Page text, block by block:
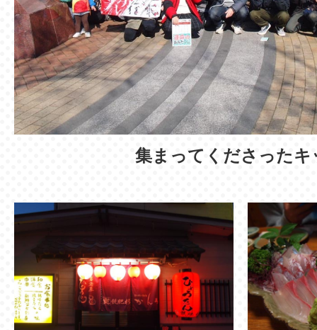
集まってくださったキ